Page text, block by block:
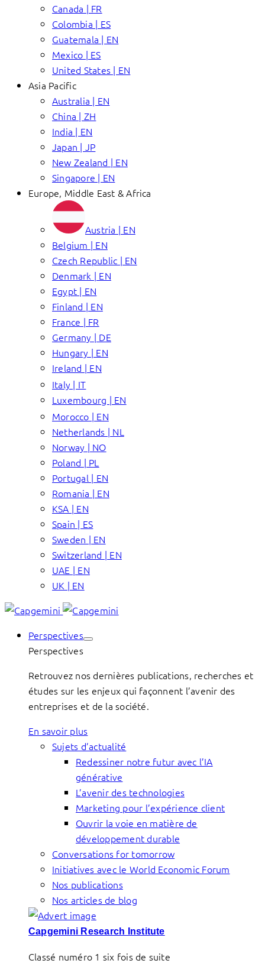
Canada | FR
Colombia | ES
Guatemala | EN
Mexico | ES
United States | EN
Asia Pacific
Australia | EN
China | ZH
India | EN
Japan | JP
New Zealand | EN
Singapore | EN
Europe, Middle East & Africa
Austria | EN
Belgium | EN
Czech Republic | EN
Denmark | EN
Egypt | EN
Finland | EN
France | FR
Germany | DE
Hungary | EN
Ireland | EN
Italy | IT
Luxembourg | EN
Morocco | EN
Netherlands | NL
Norway | NO
Poland | PL
Portugal | EN
Romania | EN
KSA | EN
Spain | ES
Sweden | EN
Switzerland | EN
UAE | EN
UK | EN
Perspectives
Perspectives
Retrouvez nos dernières publications, recherches et
études sur les enjeux qui façonnent l’avenir des
entreprises et de la société.
En savoir plus
Sujets d’actualité
Redessiner notre futur avec l’IA
générative
L’avenir des technologies
Marketing pour l’expérience client
Ouvrir la voie en matière de
développement durable
Conversations for tomorrow
Initiatives avec le World Economic Forum
Nos publications
Nos articles de blog
Capgemini Research Institute
Classé numéro 1 six fois de suite